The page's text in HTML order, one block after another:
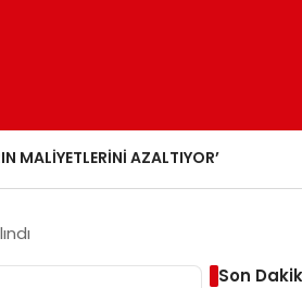
MALIYETLERINI AZALTIYOR’
Son